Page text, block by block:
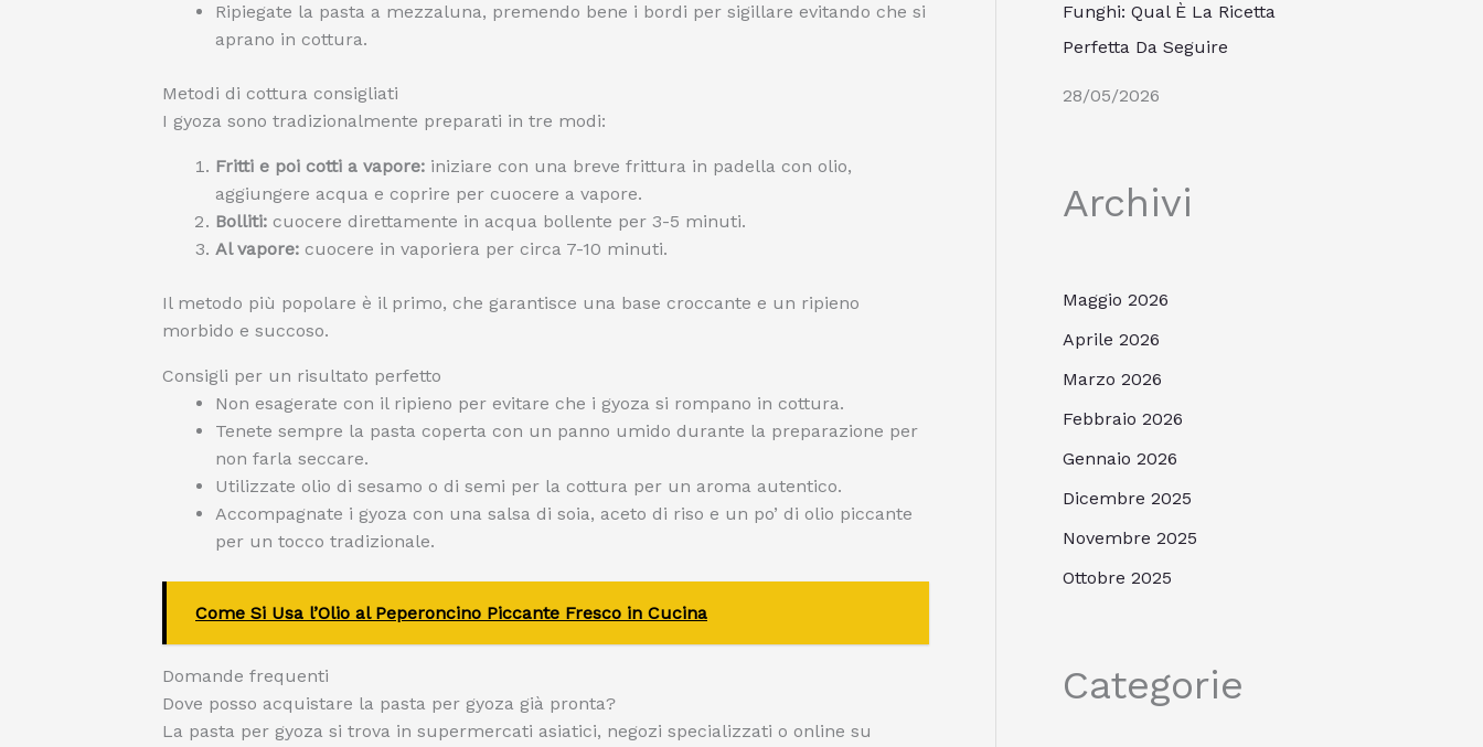
Ripiegate la pasta a mezzaluna, premendo bene i bordi per sigillare evitando che si
aprano in cottura.
Metodi di cottura consigliati
I gyoza sono tradizionalmente preparati in tre modi:
Fritti e poi cotti a vapore: iniziare con una breve frittura in padella con olio,
aggiungere acqua e coprire per cuocere a vapore.
Bolliti: cuocere direttamente in acqua bollente per 3-5 minuti.
Al vapore: cuocere in vaporiera per circa 7-10 minuti.
Il metodo più popolare è il primo, che garantisce una base croccante e un ripieno
morbido e succoso.
Consigli per un risultato perfetto
Non esagerate con il ripieno per evitare che i gyoza si rompano in cottura.
Tenete sempre la pasta coperta con un panno umido durante la preparazione per
non farla seccare.
Utilizzate olio di sesamo o di semi per la cottura per un aroma autentico.
Accompagnate i gyoza con una salsa di soia, aceto di riso e un po’ di olio piccante
per un tocco tradizionale.
Come Si Usa l’Olio al Peperoncino Piccante Fresco in Cucina
Domande frequenti
Dove posso acquistare la pasta per gyoza già pronta?
La pasta per gyoza si trova in supermercati asiatici, negozi specializzati o online su
Funghi: Qual È La Ricetta
Perfetta Da Seguire
28/05/2026
Archivi
Maggio 2026
Aprile 2026
Marzo 2026
Febbraio 2026
Gennaio 2026
Dicembre 2025
Novembre 2025
Ottobre 2025
Categorie